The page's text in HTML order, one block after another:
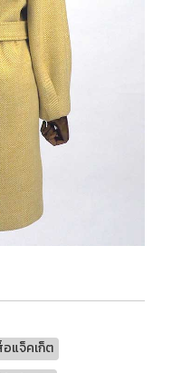
อแจ็คเก็ต